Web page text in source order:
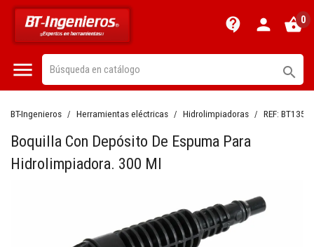
contact_support person shopping_basket0
 
BT-Ingenieros Herramientas eléctricas Hidrolimpiadoras REF:
Boquilla Con Depósito De Espuma Para
Hidrolimpiadora. 300 Ml